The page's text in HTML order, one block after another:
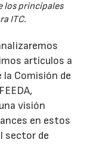
los principales
ITC.
artículos a
Comisión de
visión
en estos
sector de